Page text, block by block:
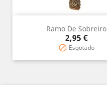
Ramo De Sobreiro
Prix
2,95 €
 Esgotado